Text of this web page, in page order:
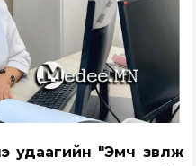
удаагийн "Эмч зөвлөж